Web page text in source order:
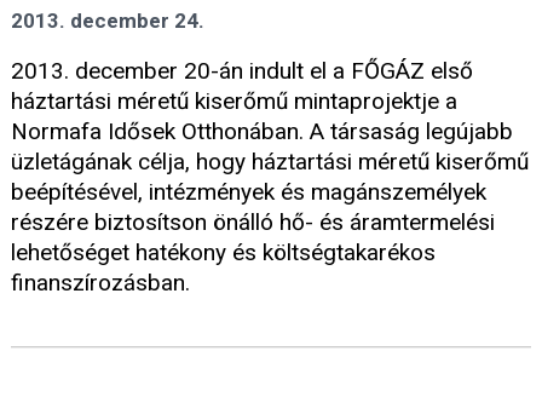
2013. december 24.
2013. december 20-án indult el a FŐGÁZ első
háztartási méretű kiserőmű mintaprojektje a
Normafa Idősek Otthonában. A társaság legújabb
üzletágának célja, hogy háztartási méretű kiserőmű
beépítésével, intézmények és magánszemélyek
részére biztosítson önálló hő- és áramtermelési
lehetőséget hatékony és költségtakarékos
finanszírozásban.